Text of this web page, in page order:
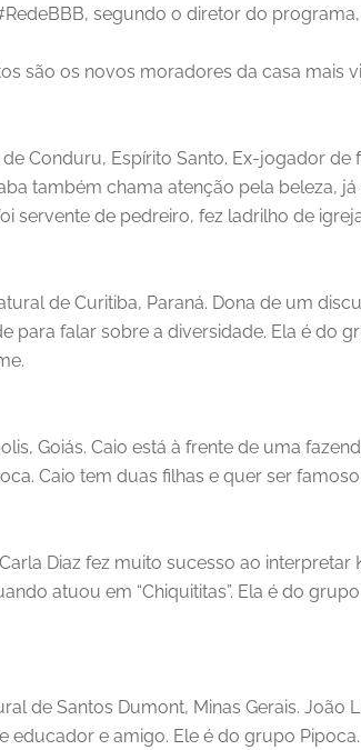
segundo o diretor do
são os novos moradores da casa mais
Conduru, Espírito Santo. Ex-jogador
também chama atenção pela beleza,
servente de pedreiro, fez ladrilho de
de Curitiba, Paraná. Dona de um
para falar sobre a diversidade. Ela é do
Goiás. Caio está à frente de uma
Caio tem duas filhas e quer ser famoso.
Diaz fez muito sucesso ao interpretar
atuou em “Chiquititas”. Ela é do
de Santos Dumont, Minas Gerais.
educador e amigo. Ele é do grupo